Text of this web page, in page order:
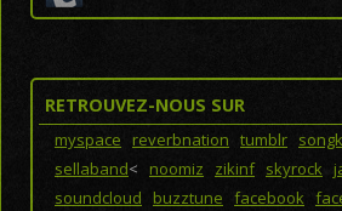
RETROUVEZ-NOUS SUR
myspace reverbnation tumblr
sellaband< noomiz zikinf skyrock
soundcloud
buzztune facebook